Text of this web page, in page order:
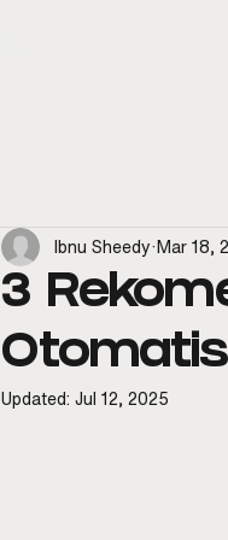
3
Ibnu Sheedy Mar 18,
Updated: Jul 12, 2025